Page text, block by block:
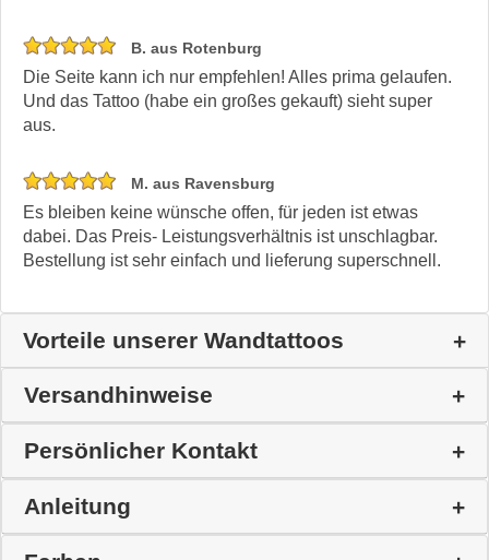
B. aus Rotenburg
Die Seite kann ich nur empfehlen! Alles prima gelaufen.
Und das Tattoo (habe ein großes gekauft) sieht super
aus.
M. aus Ravensburg
Es bleiben keine wünsche offen, für jeden ist etwas
dabei. Das Preis- Leistungsverhältnis ist unschlagbar.
Bestellung ist sehr einfach und lieferung superschnell.
Vorteile unserer Wandtattoos
Versandhinweise
Persönlicher Kontakt
Anleitung